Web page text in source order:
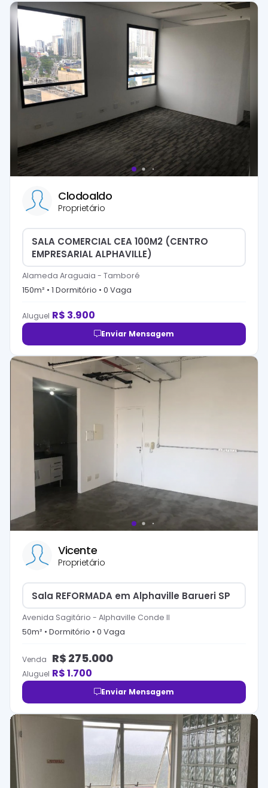
Clodoaldo
Proprietário
SALA COMERCIAL CEA 100M2 (CENTRO
EMPRESARIAL ALPHAVILLE)
Alameda Araguaia - Tamboré
150m² • 1 Dormitório • 0 Vaga
Aluguel R$ 3.900
Enviar Mensagem
Vicente
Proprietário
Sala REFORMADA em Alphaville Barueri SP
Avenida Sagitário - Alphaville Conde II
50m² • Dormitório • 0 Vaga
Venda R$ 275.000
Aluguel R$1.700
Enviar Mensagem